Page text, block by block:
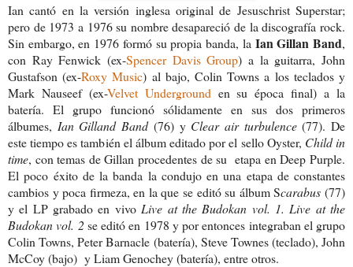
Ian cantó en la versión inglesa original de Jesuschrist Superstar;
pero de 1973 a 1976 su nombre desapareció de la discografía rock.
Sin embargo, en 1976 formó supropia banda, la Ian Gillan Band,
con Ray Fenwick (ex-Spencer Davis Group) a la guitarra, John
Gustafson (ex-Roxy Music) al bajo, Colin Towns a los teclados y
Mark Nauseef (ex-Velvet Underground en su época final) a la
batería. El grupo funcionó sólidamente en sus dos primeros
álbumes, Ian Gilland Band(76) y Clear air turbulence(77). De
este tiempo es también el álbum editado por el sello Oyster, Child in
time, con temas de Gillan procedentes de su etapa en Deep Purple.
El poco éxito de la banda la condujo en una etapa de constantes
cambios y poca firmeza, en la que se editó su álbum Scarabus(77)
y el LP grabado en vivo Live at the Budokan vol. 1. Live at the
Budokan vol. 2 se editó en 1978 y por entonces integraban el grupo
Colin Towns, Peter Barnacle (batería), Steve Townes (teclado), John
McCoy (bajo) y Liam Genochey (batería), entre otros.